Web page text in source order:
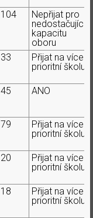
104
Nepřijat pro
nedostačující
kapacitu
oboru
33
Přijat na více
prioritní školu
45 ANO
79
Přijat na více
prioritní školu
20
Přijat na více
prioritní školu
18
Přijat na více
prioritní školu